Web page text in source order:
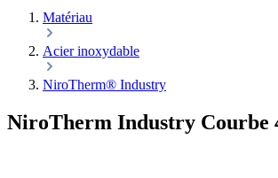
Matériau
Acier inoxydable
NiroTherm® Industry
NiroTherm Industry Courbe